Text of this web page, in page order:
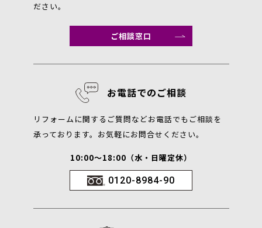
ださい。
ご相談窓口
お電話でのご相談
リフォームに関するご質問などお電話でもご相談を
承っております。お気軽にお問合せください。
10:00～18:00（水・日曜定休）
0120-8984-90